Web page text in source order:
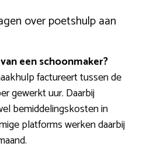
over poetshulp aan
een schoonmaker?
factureert tussen de
gewerkt uur. Daarbij
bemiddelingskosten in
platforms werken daarbij